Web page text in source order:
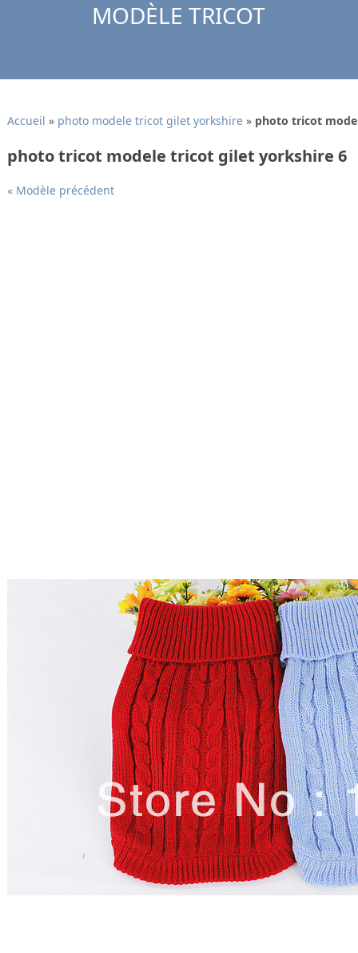
MODÈLE TRICOT
Accueil » photo modele tricot gilet yorkshire» photo tricot
photo tricot modele tricot gilet yorkshire 6
« Modèle précédent